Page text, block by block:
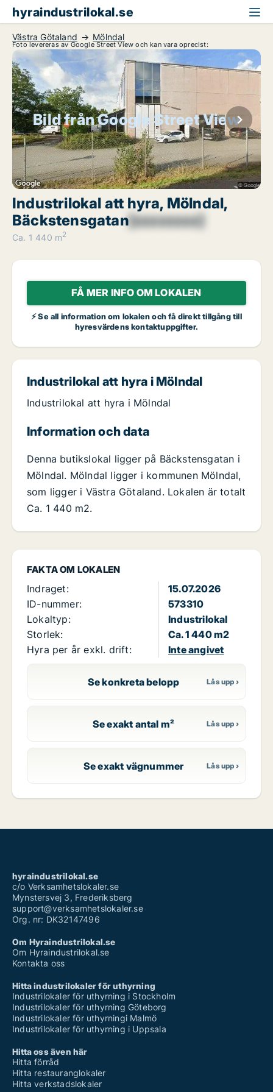
hyraindustrilokal.se
Västra Götaland Mölndal
Foto levereras av Google Street View och kan vara oprecist:
Bild från Google Street View
Industrilokal att hyra, Mölndal,
Bäckstensgatan[xxxxxxxx]
Ca. 1 440 m2
FÅ MER INFO OM LOKALEN
⚡ Se all information om lokalen och få direkt tillgång till
hyresvärdens kontaktuppgifter.
FAKTA OM LOKALEN
Indraget:
15.07.2026
ID-nummer:
573310
Lokaltyp:
Industrilokal
Storlek:
Ca. 1 440 m2
Hyra per år exkl. drift:
Inte angivet
Se konkreta belopp
Se exakt antal m²
Se exakt vägnummer
Industrilokal att hyra i Mölndal
Industrilokal att hyra i Mölndal
Information och data
Denna butikslokal ligger på Bäckstensgatan i
Mölndal. Mölndal ligger i kommunen Mölndal,
som ligger i Västra Götaland. Lokalen är totalt
Ca. 1 440 m2.
hyraindustrilokal.se
c/o Verksamhetslokaler.se
Mynstersvej 3, Frederiksberg
support@verksamhetslokaler.se
Org. nr: DK32147496
Om Hyraindustrilokal.se
Om Hyraindustrilokal.se
Kontakta oss
Hitta industrilokaler för uthyrning
Industrilokaler för uthyrning i Stockholm
Industrilokaler för uthyrning Göteborg
Industrilokaler för uthyrningi Malmö
Industrilokaler för uthyrning i Uppsala
Hitta oss även här
Hitta förråd
Hitta restauranglokaler
Hitta verkstadslokaler